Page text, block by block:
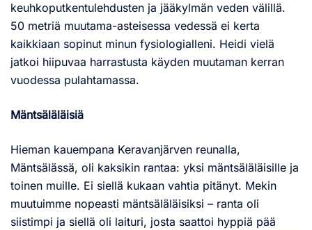
keuhkoputkentulehdusten ja jääkylmän veden välillä.
50 metriä muutama-asteisessa vedessä ei kerta
kaikkiaan sopinut minun fysiologialleni. Heidi vielä
jatkoi hiipuvaa harrastusta käyden muutaman kerran
vuodessa pulahtamassa.
Mäntsäläläisiä
Hieman kauempana Keravanjärven reunalla,
Mäntsälässä, oli kaksikin rantaa: yksi mäntsäläläisille ja
toinen muille. Ei siellä kukaan vahtia pitänyt. Mekin
muutuimme nopeasti mäntsäläläisiksi – ranta oli
siistimpi ja siellä oli laituri, josta saattoi hyppiä pää